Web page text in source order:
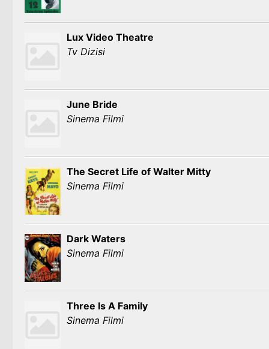
Lux Video Theatre
Tv Dizisi
June Bride
Sinema Filmi
The Secret Life of Walter Mitty
Sinema Filmi
Dark Waters
Sinema Filmi
Three Is A Family
Sinema Filmi